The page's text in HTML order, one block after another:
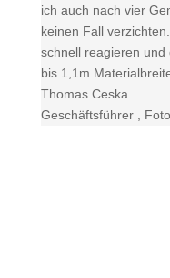
ich auch nach vier
keinen Fall
schnell reagieren und
bis 1,1m
Thomas Ceska
Geschäftsführer